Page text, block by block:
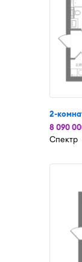
2-
8 090
Спектр